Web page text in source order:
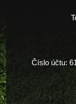
Číslo účtu: